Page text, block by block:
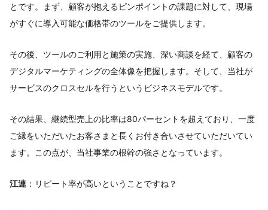
とです。まず、顧客が抱えるピンポイントの課題に対して、現場
がすぐに導入可能な価格帯のツールをご提供します。
その後、ツールのご利用と施策の実施、深い商談を経て、顧客の
デジタルマーケティングの全体像を把握します。そして、当社が
サービスのクロスセルを行うというビジネスモデルです。
その結果、継続型売上の比率は80パーセントを超えており、一度
ご縁をいただいたお客さまと長くお付き合いさせていただいてい
ます。この点が、当社事業の根幹の強さとなっています。
江連 ：リピート率が高いということですね？